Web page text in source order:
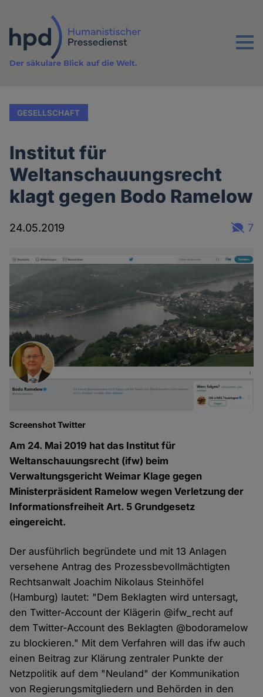
Inhalt
Menu
Der säkulare Blick auf die Welt.
GESELLSCHAFT
Institut für
Weltanschauungsrecht
klagt gegen Bodo Ramelow
24.05.2019 7
Screenshot Twitter
Am 24. Mai 2019 hat das Institut für
Weltanschauungsrecht (ifw) beim
Verwaltungsgericht Weimar Klage gegen
Ministerpräsident Ramelow wegen Verletzung der
Informationsfreiheit Art. 5 Grundgesetz
eingereicht.
Der ausführlich begründete und mit 13 Anlagen
versehene Antrag des Prozessbevollmächtigten
Rechtsanwalt Joachim Nikolaus Steinhöfel
(Hamburg) lautet: "Dem Beklagten wird untersagt,
den Twitter-Account der Klägerin @ifw_recht auf
dem Twitter-Account des Beklagten @bodoramelow
zu blockieren." Mit dem Verfahren will das ifw auch
einen Beitrag zur Klärung zentraler Punkte der
Netzpolitik auf dem "Neuland" der Kommunikation
von Regierungsmitgliedern und Behörden in den